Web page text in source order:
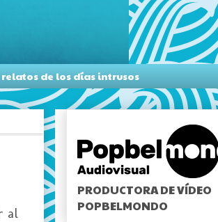
relatos de los días intrusos
al
PRODUCTORA DE VÍDEO
POPBELMONDO